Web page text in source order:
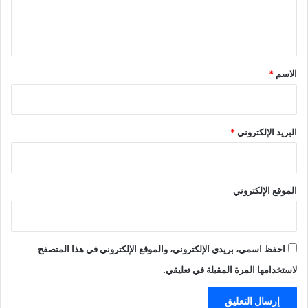
*
الاسم *
البريد الإلكتروني*
الموقع الإلكتروني
احفظ اسمي، بريدي الإلكتروني، والموقع الإلكتروني في هذا المتصفح
لاستخدامها المرة المقبلة في تعليقي.